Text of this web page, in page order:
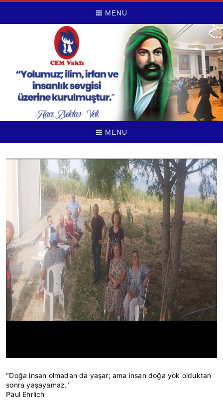
MENU
MENU
"Doğa insan olmadan da yaşar; ama insan doğa yok olduktan
sonra yaşayamaz."
Paul Ehrlich